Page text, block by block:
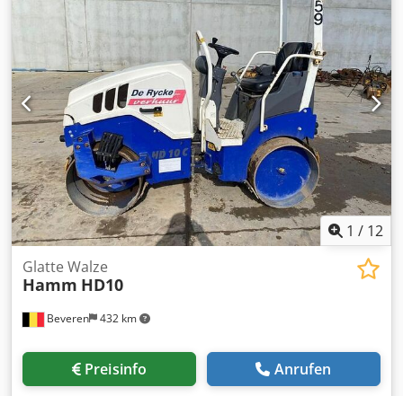
eine Vielzahl sofort verfügbarer Maschinen. Wir haben
mehr Angebote als online ersichtlich – rufen Sie uns gerne
an oder schreiben Sie eine E-Mail. Alle unsere Maschinen
sind vollständig gewartet und zuverlässig geprüft.
Benötigen Sie Bilder? Sprechen Sie uns an, wir senden
Ihnen diese umgehend zu. Wir beraten Sie in
Niederländisch, Englisch, Französisch, Deutsch, Spanisch
und Russisch. Entdecken Sie unser breites Angebot an
zuverlässigen Maschinen.
1 / 12
Beveren 432 km
Glatte Walze
Hamm HD10
Preisinfo Anrufen